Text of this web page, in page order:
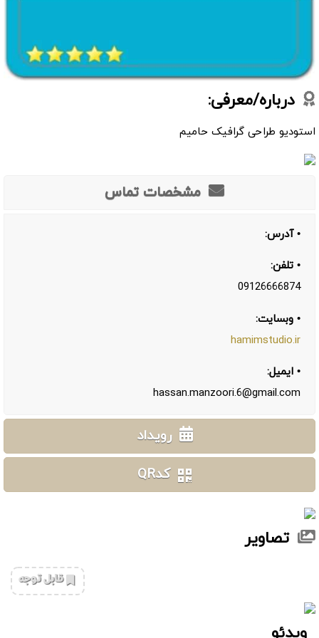
درباره/معرفی:
استودیو طراحی گرافیک حامیم
مشخصات تماس
• آدرس:
• تلفن:
09126666874
• وبسایت:
hamimstudio.ir
• ایمیل:
hassan.manzoori.6@gmail.com
رویداد
کدQR
تصاویر
‌قابل توجه
ویدئو